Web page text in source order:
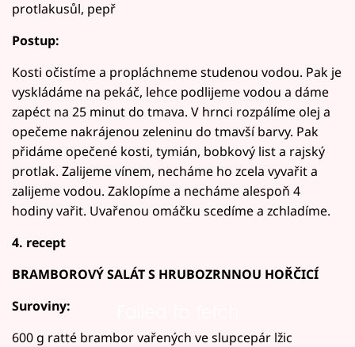
protlakusůl, pepř
Postup:
Kosti očistíme a propláchneme studenou vodou. Pak je
vyskládáme na pekáč, lehce podlijeme vodou a dáme
zapéct na 25 minut do tmava. V hrnci rozpálíme olej a
opečeme nakrájenou zeleninu do tmavší barvy. Pak
přidáme opečené kosti, tymián, bobkový list a rajský
protlak. Zalijeme vínem, necháme ho zcela vyvařit a
zalijeme vodou. Zaklopíme a necháme alespoň 4
hodiny vařit. Uvařenou omáčku scedíme a zchladíme.
4. recept
BRAMBOROVÝ SALÁT S HRUBOZRNNOU HOŘČICÍ
Suroviny:
600 g ratté brambor vařených ve slupcepár lžic